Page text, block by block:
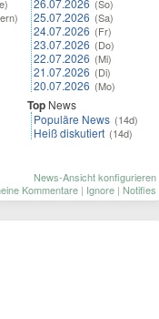
26.07.2026 (So)
25.07.2026 (Sa)
24.07.2026 (Fr)
23.07.2026 (Do)
22.07.2026 (Mi)
21.07.2026 (Di)
20.07.2026 (Mo)
Top News
Populäre News (14d)
Heiß diskutiert (14d)
News-Ansicht konfigurieren
Kommentare | Ignore | Notifies